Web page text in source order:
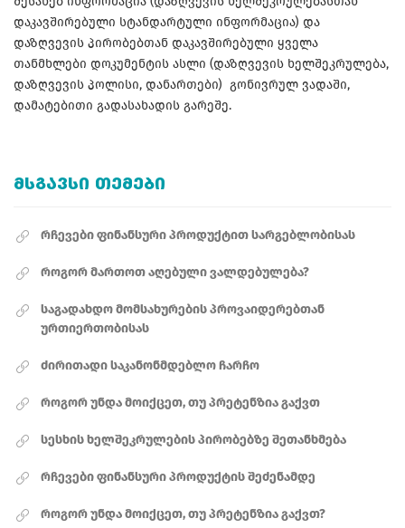
დაკავშირებული სტანდარტული ინფორმაცია) და
დაზღვევის პირობებთან დაკავშირებული ყველა
თანმხლები დოკუმენტის ასლი (დაზღვევის ხელშეკრულება,
დაზღვევის პოლისი, დანართები) გონივრულ ვადაში,
დამატებითი გადასახადის გარეშე.
ᲛᲡᲒᲐᲕᲡᲘ ᲗᲔᲛᲔᲑᲘ
რჩევები ფინანსური პროდუქტით სარგებლობისას
როგორ მართოთ აღებული ვალდებულება?
საგადახდო მომსახურების პროვაიდერებთან
ურთიერთობისას
ძირითადი საკანონმდებლო ჩარჩო
როგორ უნდა მოიქცეთ, თუ პრეტენზია გაქვთ
სესხის ხელშეკრულების პირობებზე შეთანხმება
რჩევები ფინანსური პროდუქტის შეძენამდე
როგორ უნდა მოიქცეთ, თუ პრეტენზია გაქვთ?